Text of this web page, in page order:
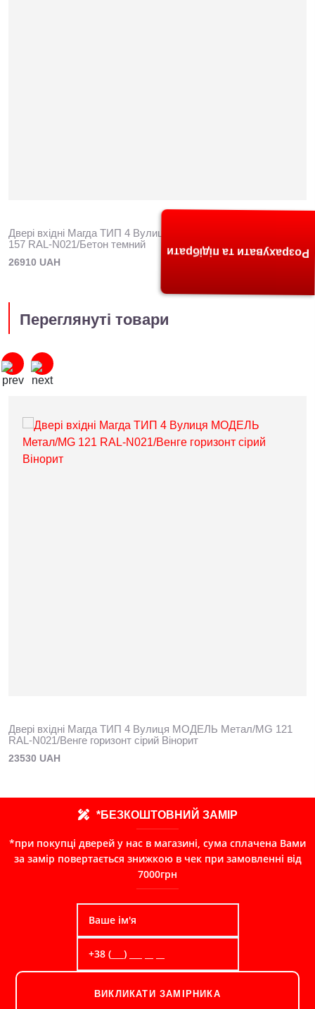
Двері вхідні Магда ТИП 4 Вулиця МОДЕЛЬ Орнамент 1/MG
157 RAL-N021/Бетон темний
26910 UAH
Переглянуті товари
Двері вхідні Магда ТИП 4 Вулиця МОДЕЛЬ Метал/MG 121
RAL-N021/Венге горизонт сірий Вінорит
23530 UAH
*БЕЗКОШТОВНИЙ ЗАМІР
*при покупці дверей у нас в магазині, сума сплачена Вами
за замір повертається знижкою в чек при замовленні від
7000грн
ВИКЛИКАТИ ЗАМІРНИКА
Розрахувати та підібрати